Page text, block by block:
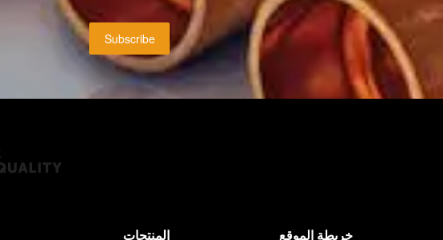
Subscribe
خريطة الموقع المنتجات